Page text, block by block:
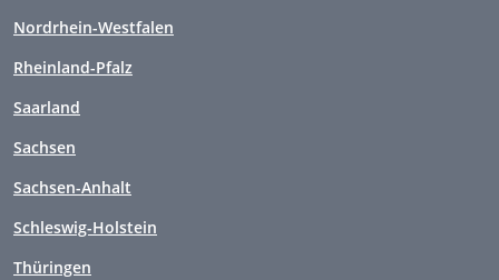
Nordrhein-Westfalen
Rheinland-Pfalz
Saarland
Sachsen
Sachsen-Anhalt
Schleswig-Holstein
Thüringen